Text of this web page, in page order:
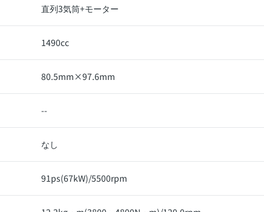
直列3気筒+モーター
1490cc
80.5mm×97.6mm
--
なし
91ps(67kW)/5500rpm